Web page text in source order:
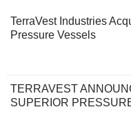
TerraVest Industries
Pressure Vessels
TERRAVEST
SUPERIOR